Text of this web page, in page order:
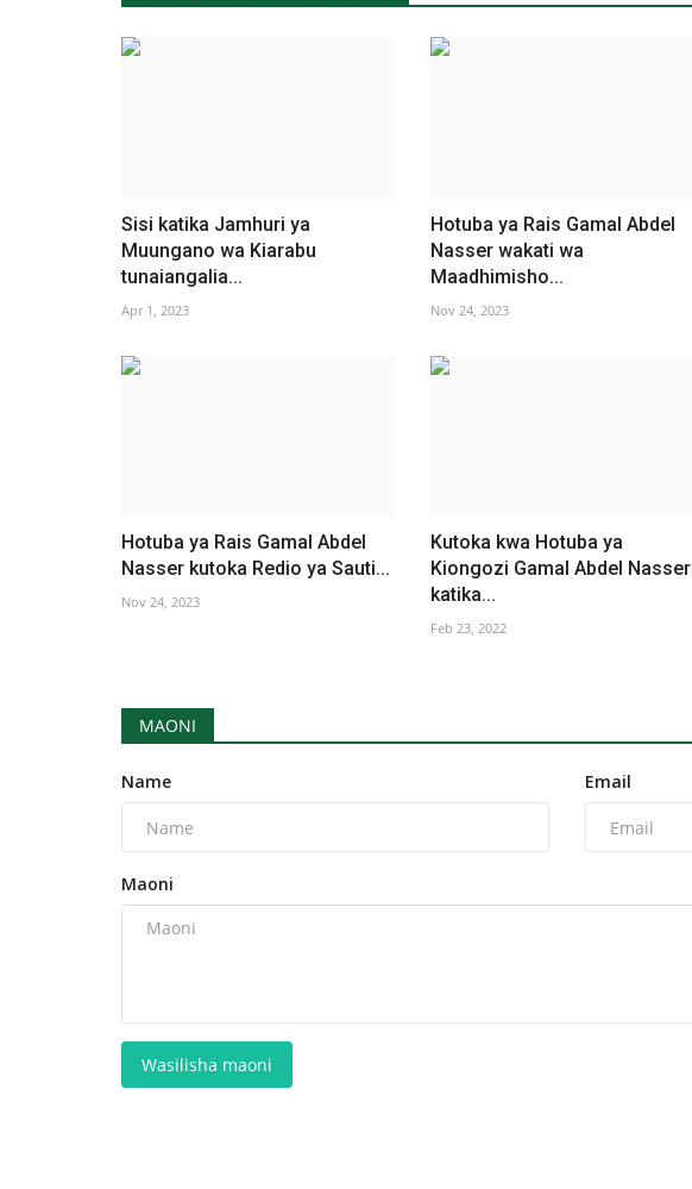
Sisi katika Jamhuri ya
Muungano wa Kiarabu
tunaiangalia...
Apr 1, 2023
Hotuba ya Rais Gamal Abdel
Nasser wakati wa
Maadhimisho...
Nov 24, 2023
Hotuba ya Rais Gamal Abdel
Nasser kutoka Redio ya Sauti...
Nov 24, 2023
Kutoka kwa Hotuba ya
Kiongozi Gamal Abdel Nasser
katika...
Feb 23, 2022
MAONI
Name Email
Maoni
Wasilisha maoni